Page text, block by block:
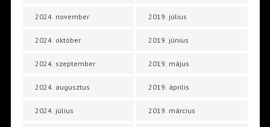
2024. november
2024. október
2024. szeptember
2024. augusztus
2024. július
2019. július
2019. június
2019. május
2019. április
2019. március